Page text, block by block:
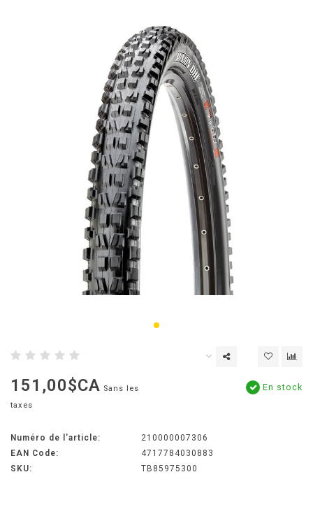
151,00$CA Sans les
taxes
En stock
Numéro de l'article:
210000007306
EAN Code:
4717784030883
SKU:
TB85975300